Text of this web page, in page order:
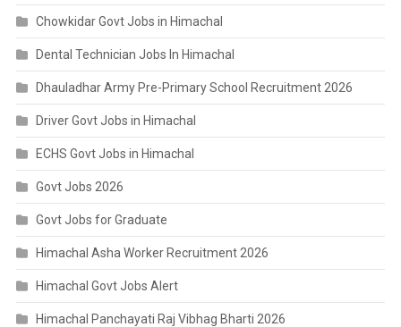
Chowkidar Govt Jobs in Himachal
Dental Technician Jobs In Himachal
Dhauladhar Army Pre-Primary School Recruitment 2026
Driver Govt Jobs in Himachal
ECHS Govt Jobs in Himachal
Govt Jobs 2026
Govt Jobs for Graduate
Himachal Asha Worker Recruitment 2026
Himachal Govt Jobs Alert
Himachal Panchayati Raj Vibhag Bharti 2026